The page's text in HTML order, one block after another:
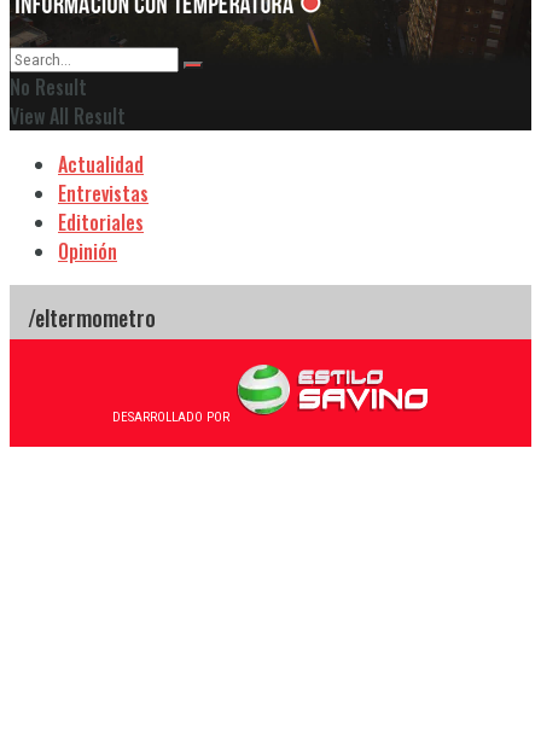
No Result
View All Result
Actualidad
Entrevistas
Editoriales
Opinión
DESARROLLADO POR